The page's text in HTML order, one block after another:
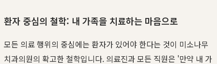
환자 중심의 철학: 내 가족을 치료하는 마음으로
모든 의료 행위의 중심에는 환자가 있어야 한다는 것이 미소나무
치과의원의 확고한 철학입니다. 의료진과 모든 직원은 '만약 내 가